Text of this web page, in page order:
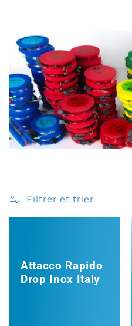
Filtrer et trier
Attacco Rapido
Drop Inox Italy